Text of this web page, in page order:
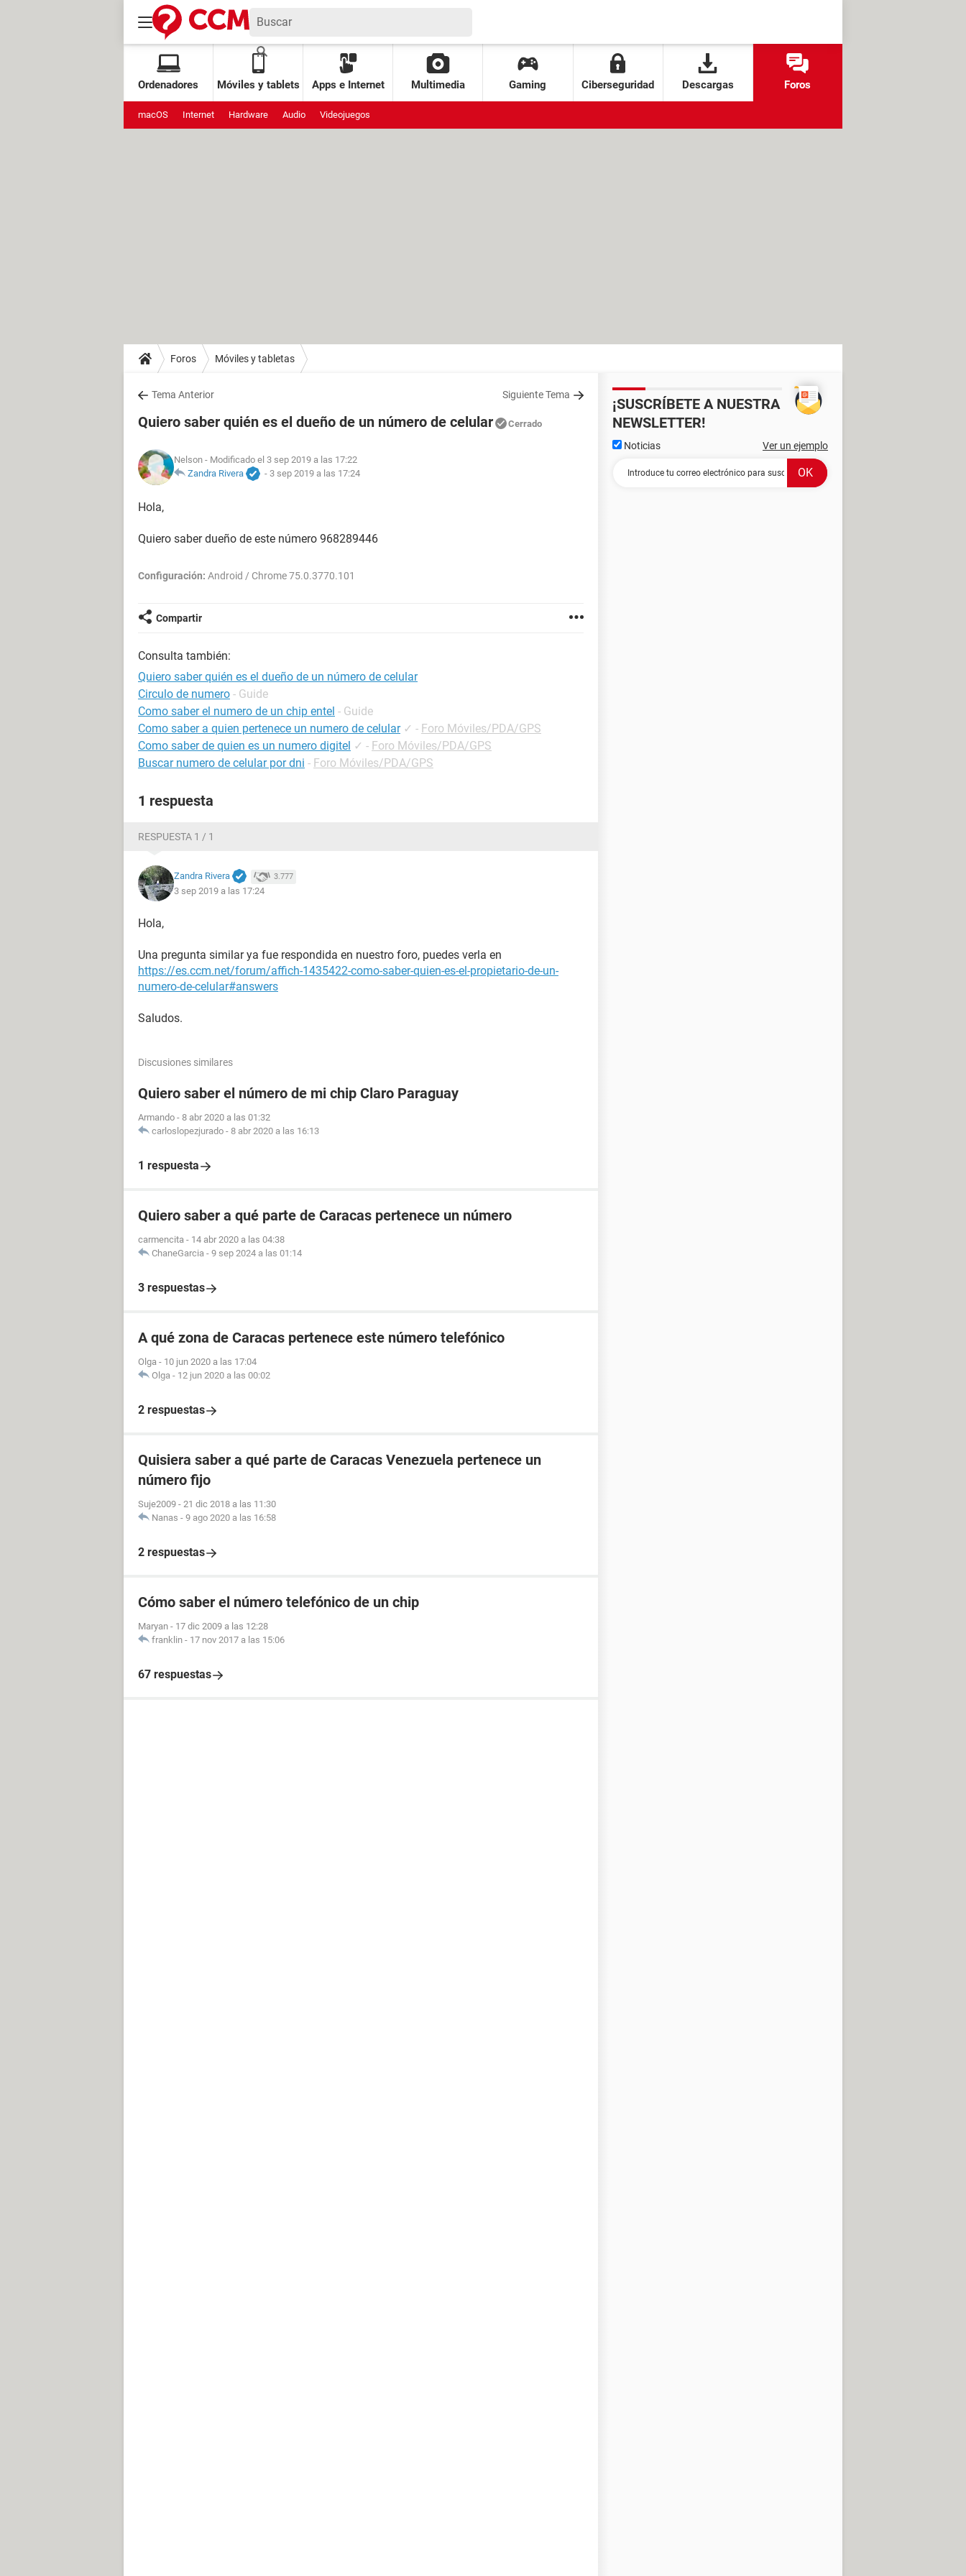
Ordenadores Móviles y tablets Apps e Internet Multimedia Gaming Ciberseguridad Descargas Foros
macOS Internet Hardware Audio Videojuegos
Foros Móviles y tabletas
Tema Anterior Siguiente Tema
Quiero saber quién es el dueño de un número de celular Cerrado
Nelson - Modificado el 3 sep 2019 a las 17:22
Zandra Rivera
- 3 sep 2019 a las 17:24
Hola,
Quiero saber dueño de este número 968289446
Configuración: Android / Chrome 75.0.3770.101
Compartir
Consulta también:
Quiero saber quién es el dueño de un número de celular
Circulo de numero - Guide
Como saber el numero de un chip entel - Guide
Como saber a quien pertenece un numero de celular ✓ - Foro Móviles/PDA/GPS
Como saber de quien es un numero digitel ✓ - Foro Móviles/PDA/GPS
Buscar numero de celular por dni - Foro Móviles/PDA/GPS
1 respuesta
RESPUESTA 1 / 1
Zandra Rivera 3.777
3 sep 2019 a las 17:24
Hola,
Una pregunta similar ya fue respondida en nuestro foro, puedes verla en
https://es.ccm.net/forum/affich-1435422-como-saber-quien-es-el-propietario-de-un-
numero-de-celular#answers
Saludos.
Discusiones similares
Quiero saber el número de mi chip Claro Paraguay
Armando - 8 abr 2020 a las 01:32
carloslopezjurado - 8 abr 2020 a las 16:13
1 respuesta
Quiero saber a qué parte de Caracas pertenece un número
carmencita - 14 abr 2020 a las 04:38
ChaneGarcia - 9 sep 2024 a las 01:14
3 respuestas
A qué zona de Caracas pertenece este número telefónico
Olga - 10 jun 2020 a las 17:04
Olga - 12 jun 2020 a las 00:02
2 respuestas
Quisiera saber a qué parte de Caracas Venezuela pertenece un
número fijo
Suje2009 - 21 dic 2018 a las 11:30
Nanas - 9 ago 2020 a las 16:58
2 respuestas
Cómo saber el número telefónico de un chip
Maryan - 17 dic 2009 a las 12:28
franklin - 17 nov 2017 a las 15:06
67 respuestas
¡SUSCRÍBETE A NUESTRA
NEWSLETTER!
Noticias Ver un ejemplo